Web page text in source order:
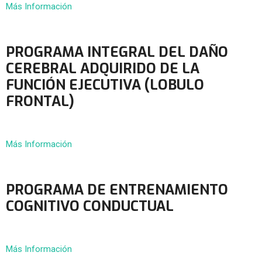
Más Información
PROGRAMA INTEGRAL DEL DAÑO
CEREBRAL ADQUIRIDO DE LA
FUNCIÓN EJECUTIVA (LOBULO
FRONTAL)
Más Información
PROGRAMA DE ENTRENAMIENTO
COGNITIVO CONDUCTUAL
Más Información